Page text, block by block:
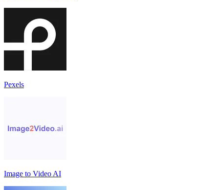
Pexels
Image to Video AI